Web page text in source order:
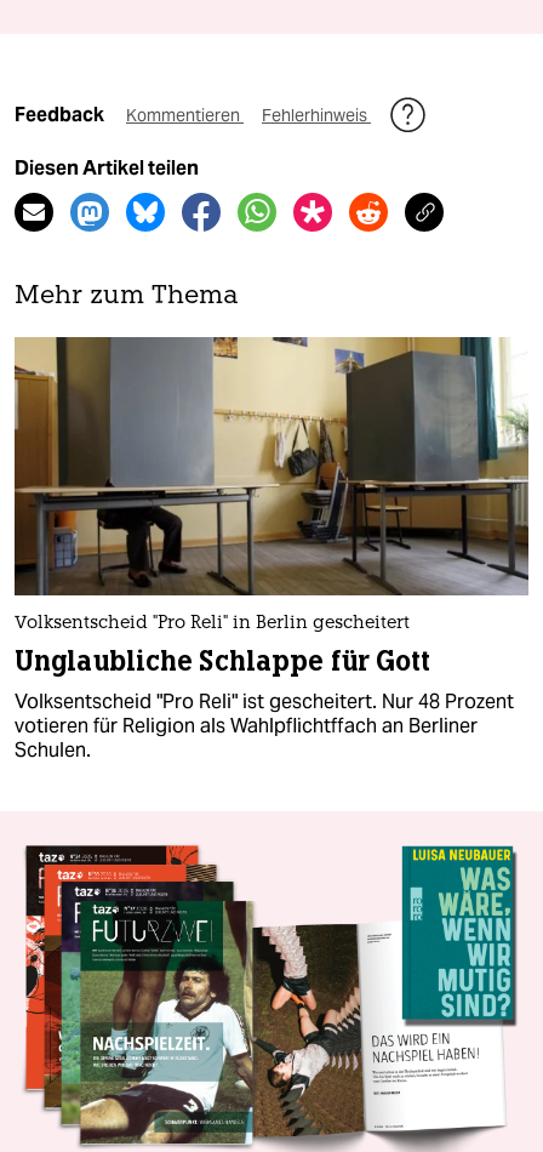
Feedback Kommentieren Fehlerhinweis
Diesen Artikel teilen
Mehr zum Thema
Volksentscheid "Pro Reli" in Berlin gescheitert
Unglaubliche Schlappe für Gott
Volksentscheid "Pro Reli" ist gescheitert. Nur 48 Prozent
votieren für Religion als Wahlpflichtffach an Berliner
Schulen.